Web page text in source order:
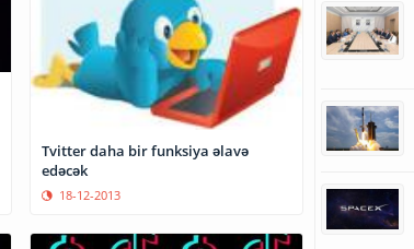
Tvitter daha bir funksiya əlavə
edəcək
18-12-2013